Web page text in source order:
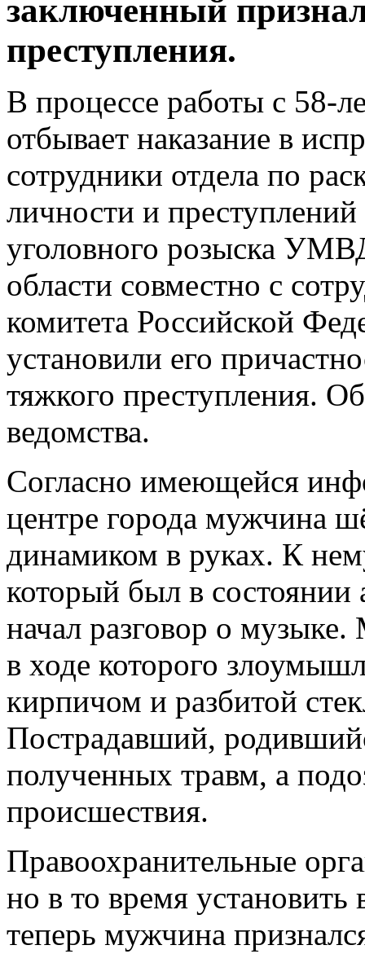
заключенный
преступления.
В процессе работы с 58-
отбывает наказание в
сотрудники отдела по
личности и
уголовного розыска
области совместно с
комитета Российской
установили его
тяжкого преступления.
ведомства.
Согласно имеющейся
центре города мужчина
динамиком в руках. К
который был в состоянии
начал разговор о
в ходе которого
кирпичом и разбитой
Пострадавший,
полученных травм, а
происшествия.
Правоохранительные
но в то время
теперь мужчина